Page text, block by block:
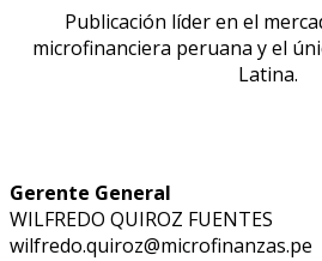
Publicación líder en el
microfinanciera peruana y el
Latina.
Gerente General
WILFREDO QUIROZ FUENTES
wilfredo.quiroz@microfinanzas.pe